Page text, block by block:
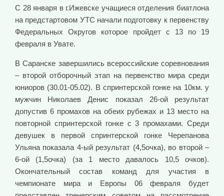
C 28 января в г.Ижевске учащиеся отделения биатлона
на предстартовом УТС начали подготовку к первенству
Федеральных Округов которое пройдет с 13 по 19
февраля в Увате.
В Саранске завершились всероссийские соревнования
– второй отборочный этап на первенство мира среди
юниоров (30.01-05.02). В спринтерской гонке на 10км. у
мужчин Николаев Денис показал 26-ой результат
допустив 6 промахов на обеих рубежах и 13 место на
повторной спринтерской гонке с 3 промахами. Среди
девушек в первой спринтерской гонке Черепанова
Ульяна показала 4-ый результат (4,5очка), во второй –
6-ой (1,5очка) (за 1 место давалось 10,5 очков).
Окончательный состав команд для участия в
чемпионате мира и Европы 06 февраля будет